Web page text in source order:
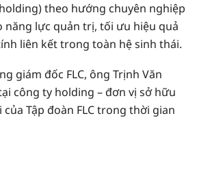
theo hướng chuyên nghiệp
năng lực quản trị, tối ưu hiệu quả
liên kết trong toàn hệ sinh thái.
giám đốc FLC, ông Trịnh Văn
công ty holding – đơn vị sở hữu
Tập đoàn FLC trong thời gian